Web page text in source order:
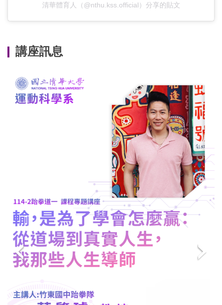
清華體育人（@nthu.kss.official）分享的貼文
講座訊息